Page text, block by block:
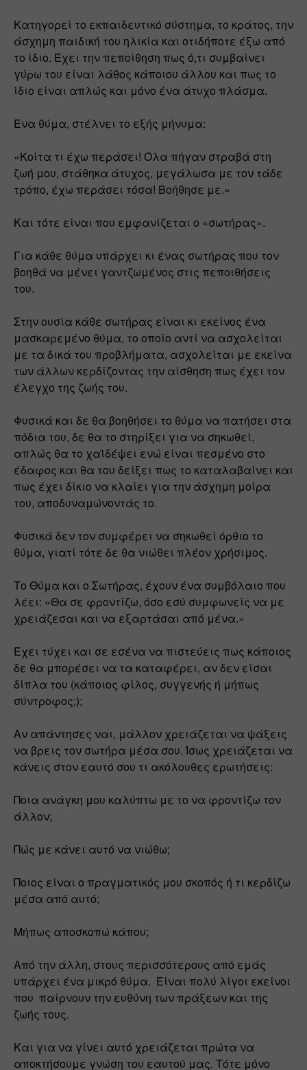
Κατηγορεί το εκπαιδευτικό σύστημα, το κράτος, την
άσχημη παιδική του ηλικία και οτιδήποτε έξω από
το ίδιο. Έχει την πεποίθηση πως ό,τι συμβαίνει
γύρω του είναι λάθος κάποιου άλλου και πως το
ίδιο είναι απλώς και μόνο ένα άτυχο πλάσμα.
Ένα θύμα, στέλνει το εξής μήνυμα:
«Κοίτα τι έχω περάσει! Όλα πήγαν στραβά στη
ζωή μου, στάθηκα άτυχος, μεγάλωσα με τον τάδε
τρόπο, έχω περάσει τόσα! Βοήθησε με.»
Και τότε είναι που εμφανίζεται ο «σωτήρας».
Για κάθε θύμα υπάρχει κι ένας σωτήρας που τον
βοηθά να μένει γαντζωμένος στις πεποιθήσεις
του.
Στην ουσία κάθε σωτήρας είναι κι εκείνος ένα
μασκαρεμένο θύμα, το οποίο αντί να ασχολείται
με τα δικά του προβλήματα, ασχολείται με εκείνα
των άλλων κερδίζοντας την αίσθηση πως έχει τον
έλεγχο της ζωής του.
Φυσικά και δε θα βοηθήσει το θύμα να πατήσει στα
πόδια του, δε θα το στηρίξει για να σηκωθεί,
απλώς θα το χαϊδέψει ενώ είναι πεσμένο στο
έδαφος και θα του δείξει πως το καταλαβαίνει και
πως έχει δίκιο να κλαίει για την άσχημη μοίρα
του, αποδυναμώνοντάς το.
Φυσικά δεν τον συμφέρει να σηκωθεί όρθιο το
θύμα, γιατί τότε δε θα νιώθει πλέον χρήσιμος.
Το Θύμα και ο Σωτήρας, έχουν ένα συμβόλαιο που
λέει: «Θα σε φροντίζω, όσο εσύ συμφωνείς να με
χρειάζεσαι και να εξαρτάσαι από μένα.»
Έχει τύχει και σε εσένα να πιστεύεις πως κάποιος
δε θα μπορέσει να τα καταφέρει, αν δεν είσαι
δίπλα του (κάποιος φίλος, συγγενής ή μήπως
σύντροφος;);
Αν απάντησες ναι, μάλλον χρειάζεται να ψάξεις
να βρεις τον σωτήρα μέσα σου. Ίσως χρειάζεται να
κάνεις στον εαυτό σου τι ακόλουθες ερωτήσεις:
Ποια ανάγκη μου καλύπτω με το να φροντίζω τον
άλλον;
Πώς με κάνει αυτό να νιώθω;
Ποιος είναι ο πραγματικός μου σκοπός ή τι κερδίζω
μέσα από αυτό;
Μήπως αποσκοπώ κάπου;
Από την άλλη, στους περισσότερους από εμάς
υπάρχει ένα μικρό θύμα.  Είναι πολύ λίγοι εκείνοι
που  παίρνουν την ευθύνη των πράξεων και της
ζωής τους.
Και για να γίνει αυτό χρειάζεται πρώτα να
αποκτήσουμε γνώση του εαυτού μας. Τότε μόνο